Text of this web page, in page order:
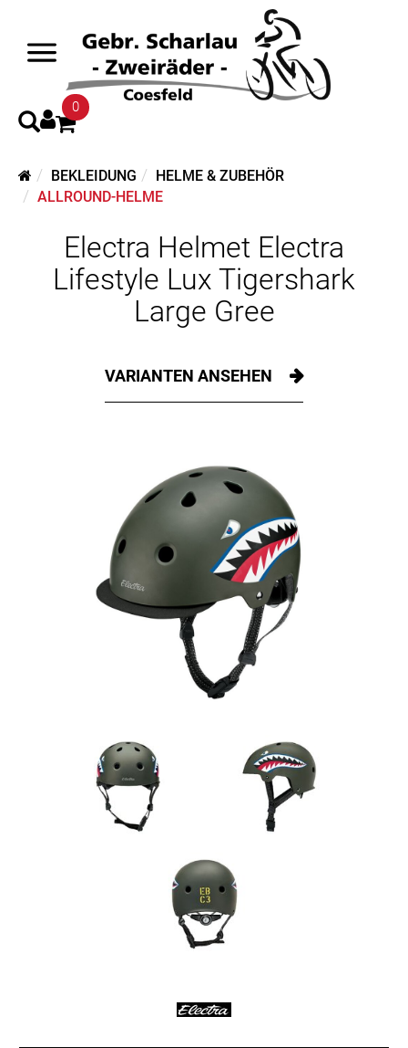
0
BEKLEIDUNG
HELME & ZUBEHÖR
ALLROUND-HELME
Electra Helmet Electra
Lifestyle Lux Tigershark
Large Gree
VARIANTEN ANSEHEN